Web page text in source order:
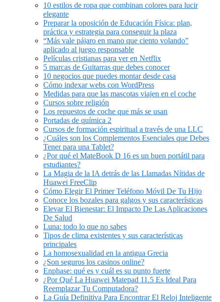
10 estilos de ropa que combinan colores para lucir
elegante
Preparar la oposición de Educación Física: plan,
práctica y estrategia para conseguir la plaza
“Más vale pájaro en mano que ciento volando”
aplicado al juego responsable
Películas cristianas para ver en Netflix
5 marcas de Guitarras que debes conocer
10 negocios que puedes montar desde casa
Cómo indexar webs con WordPress
Medidas para que las mascotas viajen en el coche
Cursos sobre religión
Los repuestos de coche que más se usan
Portadas de química 2
Cursos de formación espiritual a través de una LLC
¿Cuáles son los Complementos Esenciales que Debes
Tener para una Tablet?
¿Por qué el MateBook D 16 es un buen portátil para
estudiantes?
La Magia de la IA detrás de las Llamadas Nítidas de
Huawei FreeClip
Cómo Elegir El Primer Teléfono Móvil De Tu Hijo
Conoce los bozales para galgos y sus características
Elevar El Bienestar: El Impacto De Las Aplicaciones
De Salud
Luna: todo lo que no sabes
Tipos de clima existentes y sus características
principales
La homosexualidad en la antigua Grecia
¿Son seguros los casinos online?
Enphase: qué es y cuál es su punto fuerte
¿Por Qué La Huawei Matepad 11.5 Es Ideal Para
Reemplazar Tu Computadora?
La Guía Definitiva Para Encontrar El Reloj Inteligente